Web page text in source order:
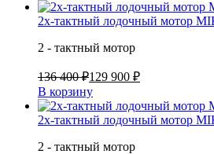
2х-тактный лодочный мотор
2 - тактный мотор
136 400 ₽129 900 ₽
В корзину
2х-тактный лодочный мотор
2 - тактный мотор